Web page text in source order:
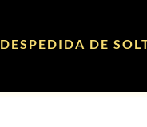
DESPEDIDA DE